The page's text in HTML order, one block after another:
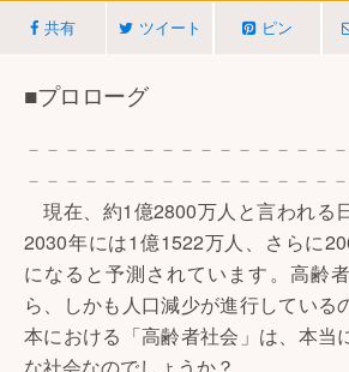
共有 ツイート ピン
■プロローグ
－－－－－－－－－－－－－－－－
－－－－－－－－－－－－－－－－－
現在、約1億2800万人と言われる
2030年には1億1522万人、さらに
になると予測されています。高齢
ら、しかも人口減少が進行している
本における「高齢者社会」は、本当